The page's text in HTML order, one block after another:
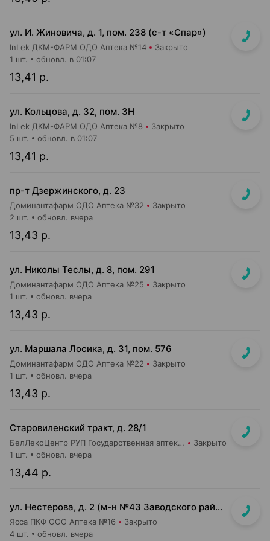
ул. И. Жиновича, д. 1, пом. 238 (с-т «Спар»)
InLek ДКМ-ФАРМ ОДО Аптека №14 Закрыто
13,41 р.
1 шт. обновл. в 01:07
ул. Кольцова, д. 32, пом. 3Н
InLek ДКМ-ФАРМ ОДО Аптека №8 Закрыто
13,41 р.
5 шт. обновл. в 01:07
пр-т Дзержинского, д. 23
Доминантафарм ОДО Аптека №32 Закрыто
13,43 р.
2 шт. обновл. вчера
ул. Николы Теслы, д. 8, пом. 291
Доминантафарм ОДО Аптека №25 Закрыто
13,43 р.
1 шт. обновл. вчера
ул. Маршала Лосика, д. 31, пом. 576
Доминантафарм ОДО Аптека №22 Закрыто
13,43 р.
1 шт. обновл. вчера
Старовиленский тракт, д. 28/1
БелЛекоЦентр РУП Государственная аптека №22 Закрыто
13,44 р.
1 шт. обновл. вчера
ул. Нестерова, д. 2 (м-н №43 Заводского райпищеторга)
Ясса ПКФ ООО Аптека №16
Закрыто
4 шт.
обновл. вчера